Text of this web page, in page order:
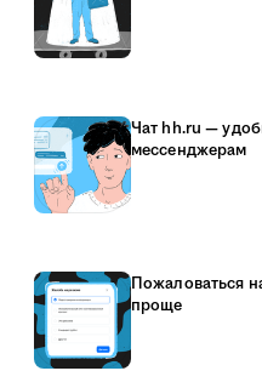
Чат hh.ru —
мессенджерам
Пожаловаться
проще